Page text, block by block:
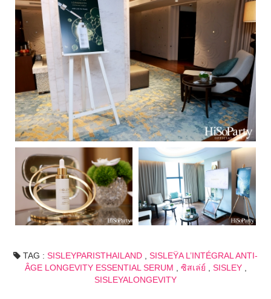
TAG : SISLEYPARISTHAILAND
SISLEŸA L’INTÉGRAL ANTI-
ÂGE LONGEVITY ESSENTIAL SERUM
ซิสเล่ย์ SISLEY,
SISLEYALONGEVITY